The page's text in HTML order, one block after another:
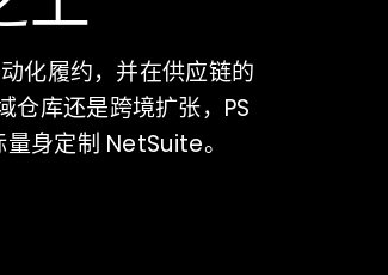
化履约，并在供应链的
仓库还是跨境扩张，PS
身定制 NetSuite。